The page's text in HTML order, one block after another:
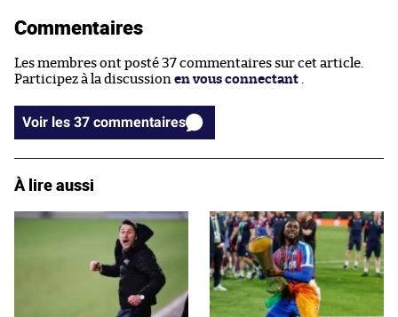
Commentaires
Les membres ont posté 37 commentaires sur cet article.
Participez à la discussion en vous connectant
Voir les 37 commentaires
À lire aussi